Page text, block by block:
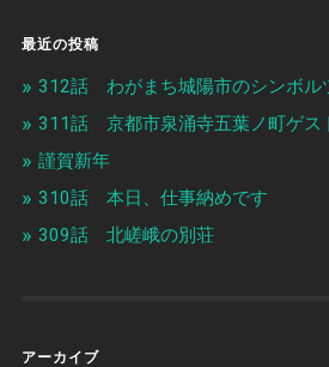
最近の投稿
312話 わがまち城陽市のシンボル
311話 京都市泉涌寺五葉ノ町ゲス
謹賀新年
310話 本日、仕事納めです
309話 北嵯峨の別荘
アーカイブ